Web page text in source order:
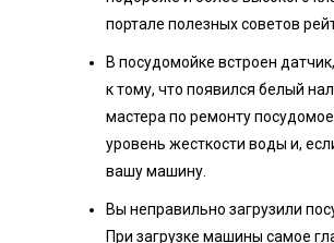
портале полезных советов
В посудомойке встроен
к тому, что появился белый
мастера по ремонту
уровень жесткости воды и,
вашу машину.
Вы неправильно загрузили
При загрузке машины самое